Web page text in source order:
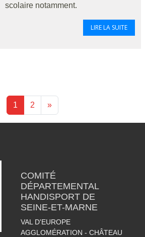
scolaire notamment.
LIRE LA SUITE
1 2 »
COMITÉ
DÉPARTEMENTAL
HANDISPORT DE
SEINE-ET-MARNE
VAL D'EUROPE
AGGLOMÉRATION - CHÂTEAU